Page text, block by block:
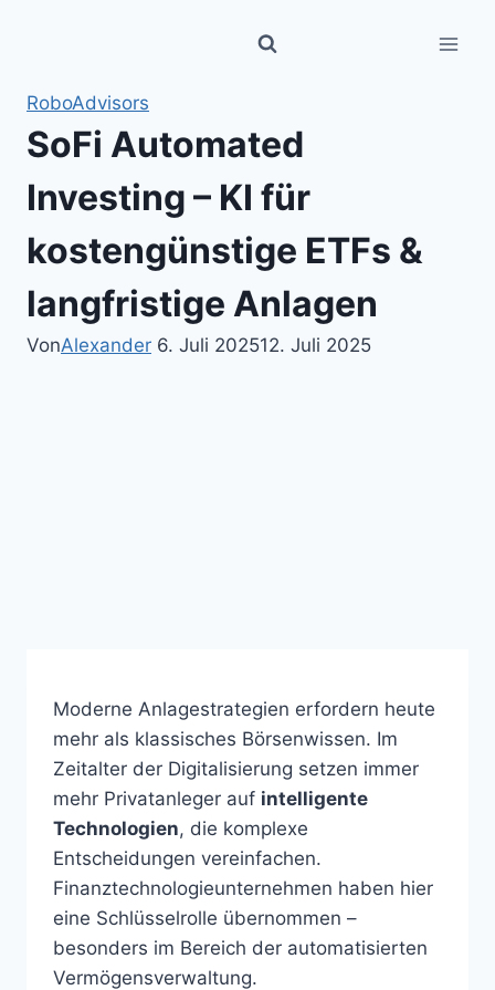
RoboAdvisors
SoFi Automated
Investing – KI für
kostengünstige ETFs &
langfristige Anlagen
VonAlexander 6. Juli 202512. Juli 2025
Moderne Anlagestrategien erfordern heute
mehr als klassisches Börsenwissen. Im
Zeitalter der Digitalisierung setzen immer
mehr Privatanleger auf intelligente
Technologien, die komplexe
Entscheidungen vereinfachen.
Finanztechnologieunternehmen haben hier
eine Schlüsselrolle übernommen –
besonders im Bereich der automatisierten
Vermögensverwaltung.